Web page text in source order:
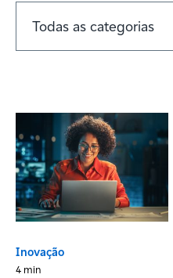
Inovação
4 min